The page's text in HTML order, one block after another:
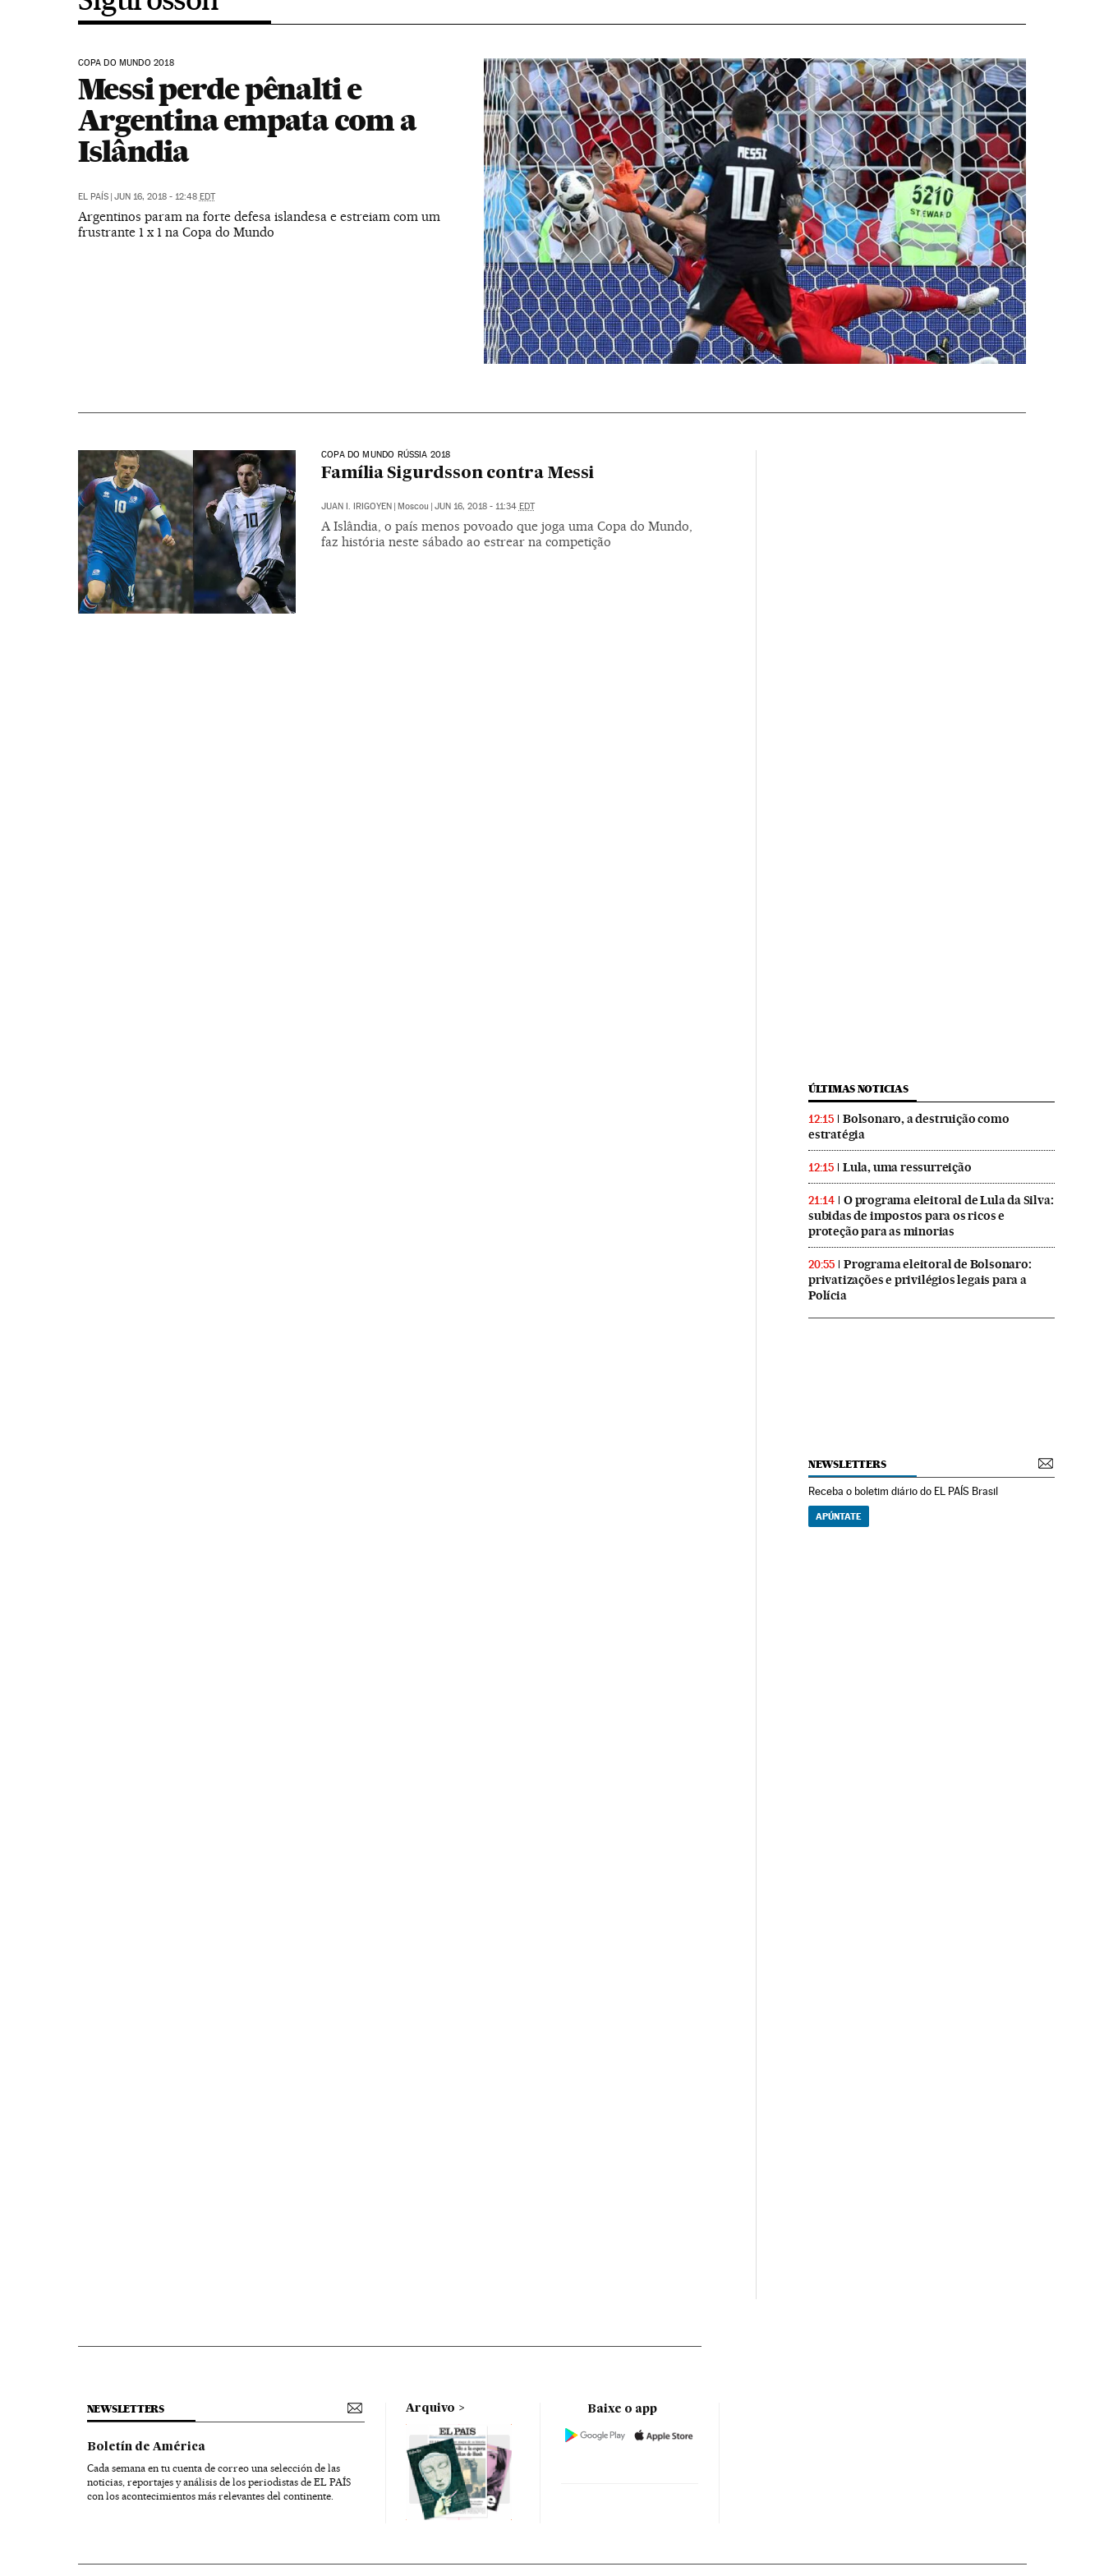
COPA DO MUNDO 2018
Messi perde pênalti e
Argentina empata com a
Islândia
EL PAÍS | JUN 16, 2018 - 12:48 EDT
Argentinos param na forte defesa islandesa e estreiam com um
frustrante 1 x 1 na Copa do Mundo
COPA DO MUNDO RÚSSIA 2018
Família Sigurdsson contra Messi
JUAN I. IRIGOYEN | Moscou | JUN 16, 2018 - 11:34 EDT
A Islândia, o país menos povoado que joga uma Copa do Mundo,
faz história neste sábado ao estrear na competição
ÚLTIMAS NOTICIAS
12:15
Bolsonaro, a destruição como
estratégia
12:15 Lula, uma ressurreição
21:14
O programa eleitoral de Lula da Silva:
subidas de impostos para os ricos e
proteção para as minorias
20:55
Programa eleitoral de Bolsonaro:
privatizações e privilégios legais para a
Polícia
NEWSLETTERS
Receba o boletim diário do EL PAÍS Brasil
APÚNTATE
NEWSLETTERS
Boletín de América
Cada semana en tu cuenta de correo una selección de las
noticias, reportajes y análisis de los periodistas de EL PAÍS
con los acontecimientos más relevantes del continente.
Arquivo Baixe o app